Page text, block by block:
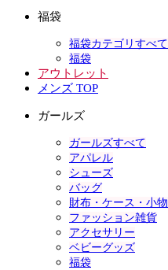
福袋
福袋カテゴリすべて
福袋
アウトレット
メンズ TOP
ガールズ
ガールズすべて
アパレル
シューズ
バッグ
財布・ケース・小物
ファッション雑貨
アクセサリー
ベビーグッズ
福袋